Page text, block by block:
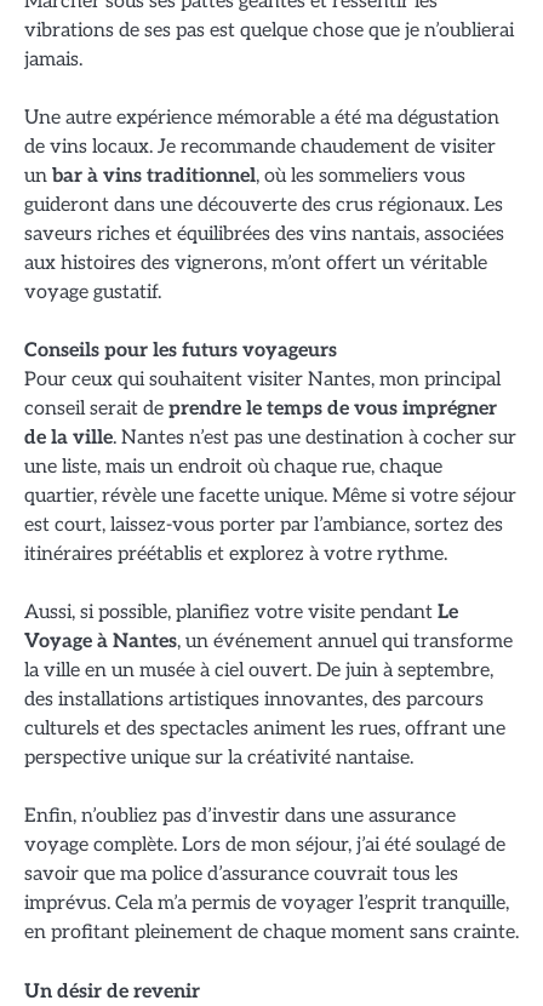
vibrations de ses pas est quelque chose que je n’oublierai
jamais.
Une autre expérience mémorable a été ma dégustation
de vins locaux. Je recommande chaudement de visiter
un bar à vins traditionnel, où les sommeliers vous
guideront dans une découverte des crus régionaux. Les
saveurs riches et équilibrées des vins nantais, associées
aux histoires des vignerons, m’ont offert un véritable
voyage gustatif.
Conseils pour les futurs voyageurs
Pour ceux qui souhaitent visiter Nantes, mon principal
conseil serait de prendre le temps de vous imprégner
de la ville. Nantes n’est pas une destination à cocher sur
une liste, mais un endroit où chaque rue, chaque
quartier, révèle une facette unique. Même si votre séjour
est court, laissez-vous porter par l’ambiance, sortez des
itinéraires préétablis et explorez à votre rythme.
Aussi, si possible, planifiez votre visite pendant Le
Voyage à Nantes, un événement annuel qui transforme
la ville en un musée à ciel ouvert. De juin à septembre,
des installations artistiques innovantes, des parcours
culturels et des spectacles animent les rues, offrant une
perspective unique sur la créativité nantaise.
Enfin, n’oubliez pas d’investir dans une assurance
voyage complète. Lors de mon séjour, j’ai été soulagé de
savoir que ma police d’assurance couvrait tous les
imprévus. Cela m’a permis de voyager l’esprit tranquille,
en profitant pleinement de chaque moment sans crainte.
Un désir de revenir